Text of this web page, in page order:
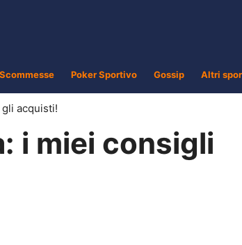
Scommesse Poker Sportivo Gossip Altri
acquisti!
i miei consigli